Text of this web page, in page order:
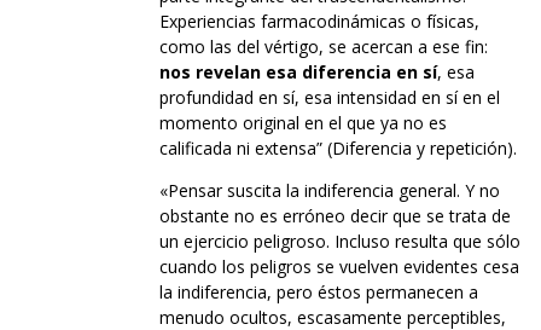
Experiencias farmacodinámicas o físicas,
como las del vértigo, se acercan a ese fin:
nos revelan esa diferencia en sí, esa
profundidad en sí, esa intensidad en sí en el
momento original en el que ya no es
calificada ni extensa” (Diferencia y repetición).
«Pensar suscita la indiferencia general. Y no
obstante no es erróneo decir que se trata de
un ejercicio peligroso. Incluso resulta que sólo
cuando los peligros se vuelven evidentes cesa
la indiferencia, pero éstos permanecen a
menudo ocultos, escasamente perceptibles,